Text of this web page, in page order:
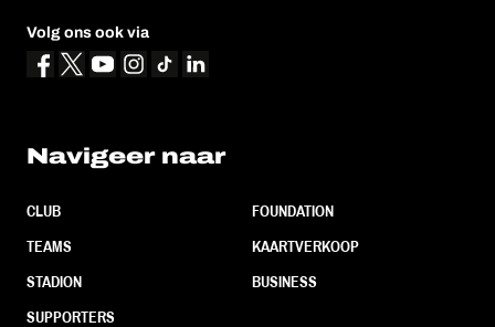
Volg ons ook via
Navigeer naar
CLUB
TEAMS
STADION
SUPPORTERS
FOUNDATION
KAARTVERKOOP
BUSINESS